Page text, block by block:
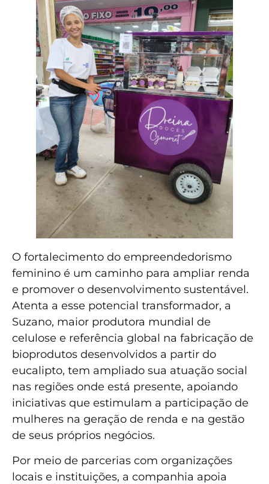
O fortalecimento do empreendedorismo
feminino é um caminho para ampliar renda
e promover o desenvolvimento sustentável.
Atenta a esse potencial transformador, a
Suzano, maior produtora mundial de
celulose e referência global na fabricação de
bioprodutos desenvolvidos a partir do
eucalipto, tem ampliado sua atuação social
nas regiões onde está presente, apoiando
iniciativas que estimulam a participação de
mulheres na geração de renda e na gestão
de seus próprios negócios.
Por meio de parcerias com organizações
locais e instituições, a companhia apoia